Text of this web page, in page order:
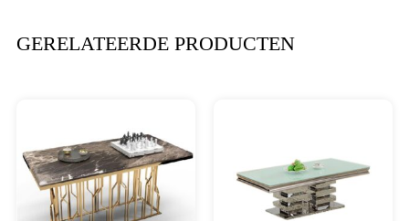
GERELATEERDE PRODUCTEN